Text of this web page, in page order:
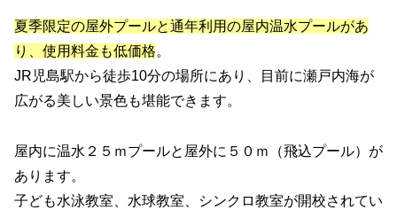
夏季限定の屋外プールと通年利用の屋内温水プールがあ
り、使用料金も低価格。
JR児島駅から徒歩10分の場所にあり、目前に瀬戸内海が
広がる美しい景色も堪能できます。
屋内に温水２５ｍプールと屋外に５０ｍ（飛込プール）が
あります。
子ども水泳教室、水球教室、シンクロ教室が開校されてい